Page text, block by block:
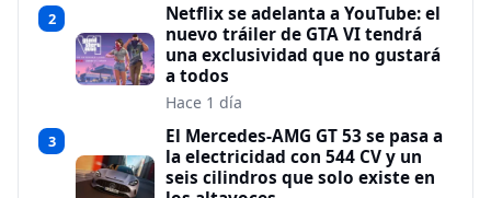
2
Netflix se adelanta a YouTube: el
nuevo tráiler de GTA VI tendrá
una exclusividad que no gustará
a todos
Hace 1 día
3
El Mercedes-AMG GT 53 se pasa a
la electricidad con 544 CV y un
seis cilindros que solo existe en